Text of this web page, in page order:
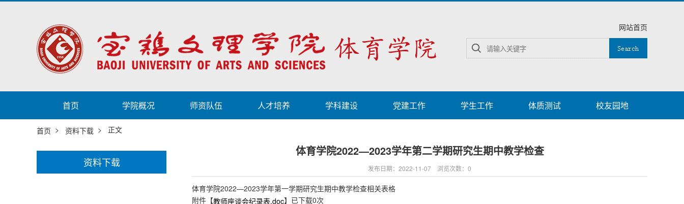
网站首页
首页 学院概况 师资队伍 人才培养 学科建设 党建工作 学生工作 体质测试 校友园地
首页 > 资料下载 > 正文
资料下载
体育学院2022—2023学年第二学期研究生期中教学检查
发布日期：2022-11-07 浏览次数： 0
体育学院2022—2023学年第一学期研究生期中教学检查相关表格
附件【教师座谈会纪录表.doc】已下载0次